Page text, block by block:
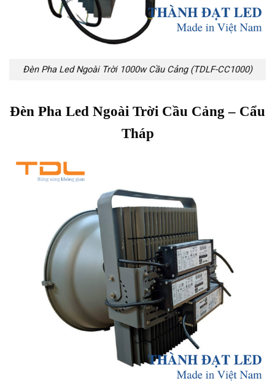
Đèn Pha Led Ngoài Trời 1000w Cầu Cảng (TDLF-CC1000)
Đèn Pha Led Ngoài Trời Cầu Cảng – Cẩu
Tháp